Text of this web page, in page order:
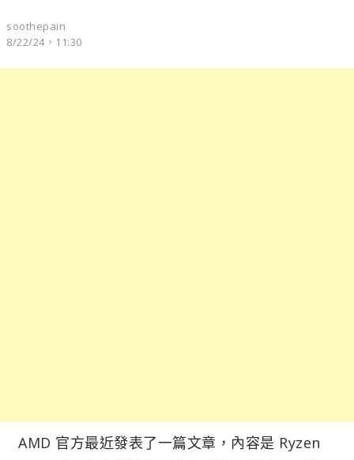
soothepain
8/22/24，11:30
AMD 官方最近發表了一篇文章，內容是 Ryzen